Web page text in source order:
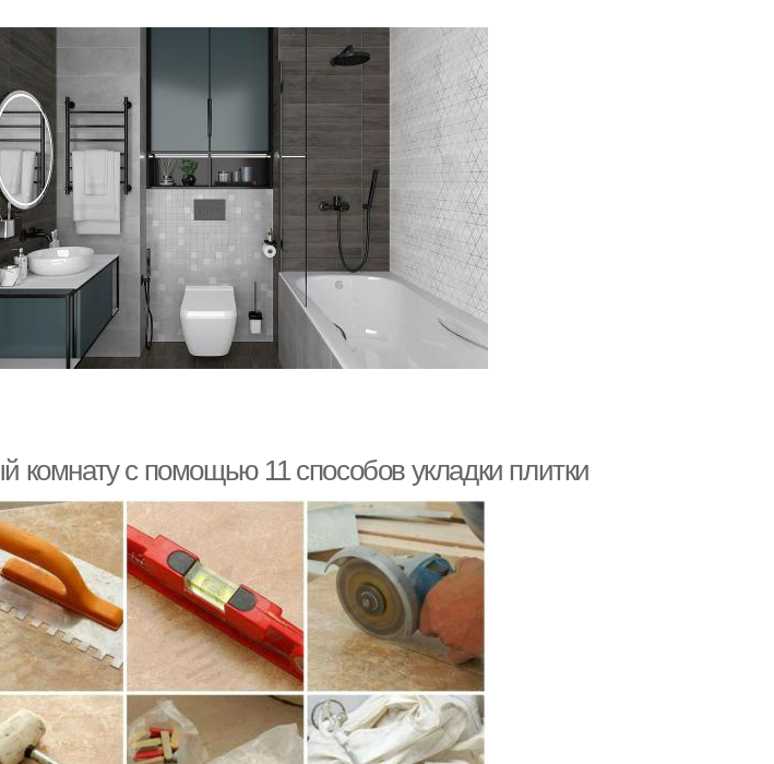
комнату с помощью 11 способов укладки плитки